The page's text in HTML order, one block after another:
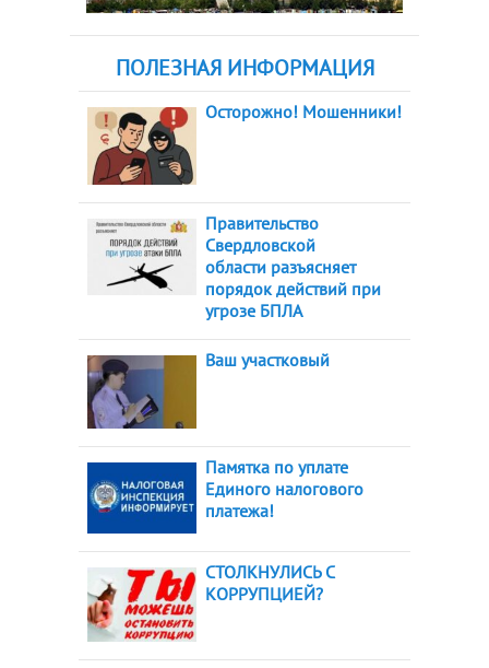
ПОЛЕЗНАЯ ИНФОРМАЦИЯ
Осторожно! Мошенники!
Правительство
Свердловской
области разъясняет
порядок действий при
угрозе БПЛА
Ваш участковый
Памятка по уплате
Единого налогового
платежа!
СТОЛКНУЛИСЬ С
КОРРУПЦИЕЙ?